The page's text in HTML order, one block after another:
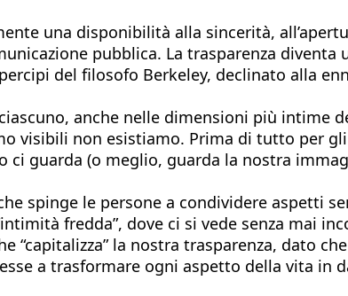
una disponibilità alla sincerità,
pubblica. La trasparenza
del filosofo Berkeley, declinato alla
anche nelle dimensioni più intime
visibili non esistiamo. Prima di tutto per
guarda (o meglio, guarda la nostra
spinge le persone a condividere aspetti
fredda”, dove ci si vede senza mai
“capitalizza” la nostra trasparenza, dato
a trasformare ogni aspetto della vita